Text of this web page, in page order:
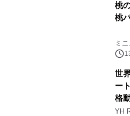
桃
桃
ミ
世
ー
格
YH